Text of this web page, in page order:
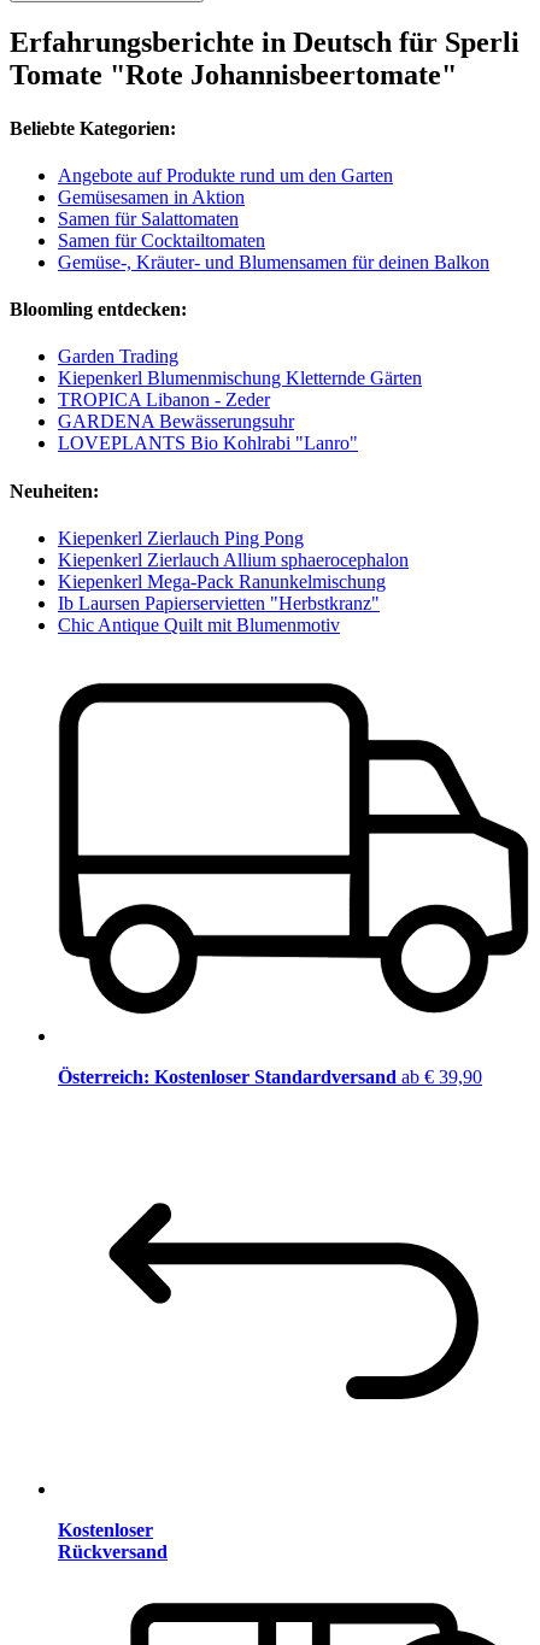
Erfahrungsberichte in Deutsch für Sperli
Tomate "Rote Johannisbeertomate"
Beliebte Kategorien:
Angebote auf Produkte rund um den Garten
Gemüsesamen in Aktion
Samen für Salattomaten
Samen für Cocktailtomaten
Gemüse-, Kräuter- und Blumensamen für deinen Balkon
Bloomling entdecken:
Garden Trading
Kiepenkerl Blumenmischung Kletternde Gärten
TROPICA Libanon - Zeder
GARDENA Bewässerungsuhr
LOVEPLANTS Bio Kohlrabi "Lanro"
Neuheiten:
Kiepenkerl Zierlauch Ping Pong
Kiepenkerl Zierlauch Allium sphaerocephalon
Kiepenkerl Mega-Pack Ranunkelmischung
Ib Laursen Papierservietten "Herbstkranz"
Chic Antique Quilt mit Blumenmotiv
Österreich: Kostenloser Standardversand ab € 39,90
Kostenloser
Rückversand